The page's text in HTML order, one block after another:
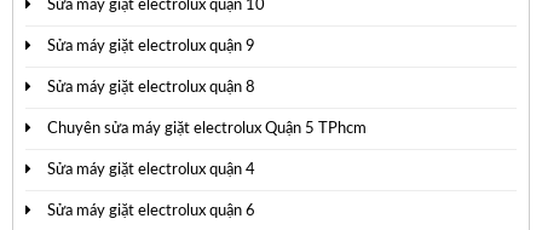
Sửa máy giặt electrolux quận 10
Sửa máy giặt electrolux quận 9
Sửa máy giặt electrolux quận 8
Chuyên sửa máy giặt electrolux Quận 5 TPhcm
Sửa máy giặt electrolux quận 4
Sửa máy giặt electrolux quận 6